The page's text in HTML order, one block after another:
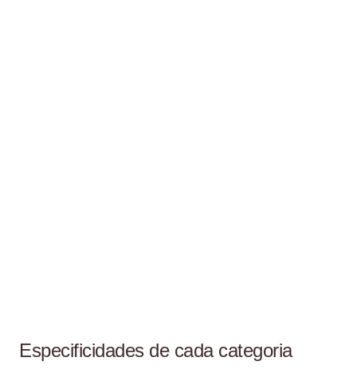
Especificidades de cada categoria